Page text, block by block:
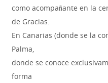
como acompañante en la
de Gracias.
En Canarias (donde se la
Palma,
donde se conoce
forma